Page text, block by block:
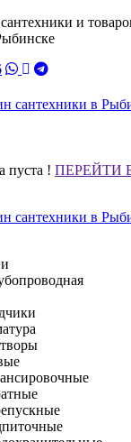
и
пуста ! ПЕРЕЙТИ